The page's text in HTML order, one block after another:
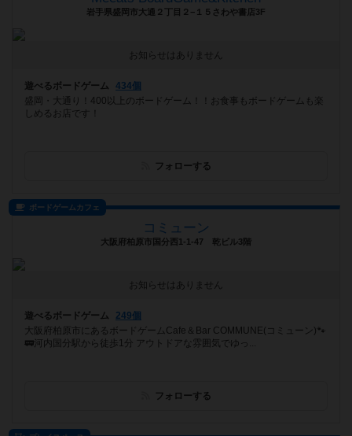
岩手県盛岡市大通２丁目２−１５さわや書店3F
お知らせはありません
遊べるボードゲーム
434個
盛岡・大通り！400以上のボードゲーム！！お食事もボードゲームも楽
しめるお店です！
フォローする
ボードゲームカフェ
コミューン
大阪府柏原市国分西1-1-47 乾ビル3階
お知らせはありません
遊べるボードゲーム
249個
大阪府柏原市にあるボードゲームCafe＆Bar COMMUNE(コミューン)🐾
🚃河内国分駅から徒歩1分 アウトドアな雰囲気でゆっ...
フォローする